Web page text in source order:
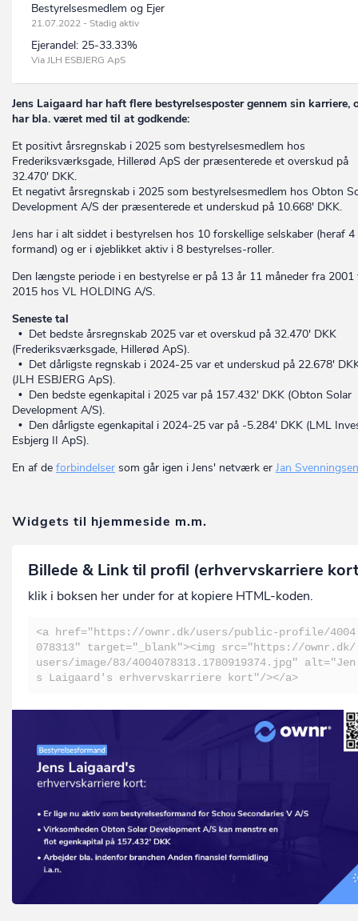
Bestyrelsesmedlem og Ejer
21.07.2022 - Stadig aktiv
Ejerandel: 25-33.33%
Via JLH ESBJERG ApS
Jens Laigaard har haft flere bestyrelsesposter gennem sin karriere,
har bla. været med til at godkende:
Et positivt årsregnskab i 2025 som bestyrelsesmedlem hos
Frederiksværksgade, Hillerød ApS der præsenterede et overskud på
32.470' DKK.
Et negativt årsregnskab i 2025 som bestyrelsesmedlem hos Obton
Development A/S der præsenterede et underskud på 10.668' DKK.
Jens har i alt siddet i bestyrelsen hos 10 forskellige selskaber (heraf
formand) og er i øjeblikket aktiv i 8 bestyrelses-roller.
Den længste periode i en bestyrelse er på 13 år 11 måneder fra 2001
2015 hos VL HOLDING A/S.
Seneste tal
• Det bedste årsregnskab 2025 var et overskud på 32.470' DKK
(Frederiksværksgade, Hillerød ApS).
• Det dårligste regnskab i 2024-25 var et underskud på 22.678'
(JLH ESBJERG ApS).
• Den bedste egenkapital i 2025 var på 157.432' DKK (Obton Solar
Development A/S).
• Den dårligste egenkapital i 2024-25 var på -5.284' DKK (LML
Esbjerg II ApS).
En af de forbindelser som går igen i Jens' netværk er Jan Svenningsen
Widgets til hjemmeside m.m.
Billede & Link til profil (erhvervskarriere
klik i boksen her under for at kopiere HTML-koden.
<a href="https://ownr.dk/users/public-profile/4004
078313" target="_blank"><img src="https://ownr.dk/
users/image/83/4004078313.1780919374.jpg" alt="Jen
s Laigaard's erhvervskarriere kort"/></a>